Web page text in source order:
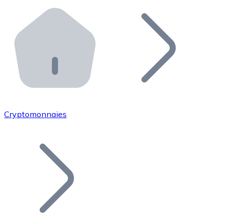
Distributeurs automatiques Bitnovo
Intégrez un ATM Bitnovo dans votre entreprise et
API Bitnovo
Intégrez notre API dans votre écosystème.
Rejoignez notre réseau de distributeurs et
Ajoutez le token de votre projet à notre service
Cryptomonnaies